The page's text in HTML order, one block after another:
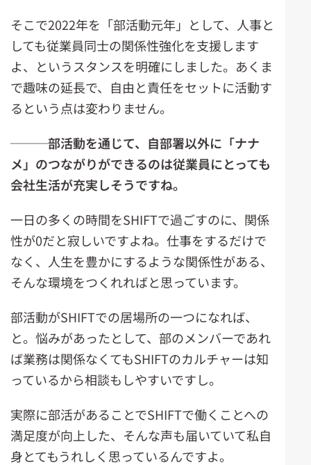
そこで2022年を「部活動元年」として、人事と
しても従業員同士の関係性強化を支援します
よ、というスタンスを明確にしました。あくま
で趣味の延長で、自由と責任をセットに活動す
るという点は変わりません。
───部活動を通じて、自部署以外に「ナナ
メ」のつながりができるのは従業員にとっても
会社生活が充実しそうですね。
一日の多くの時間をSHIFTで過ごすのに、関係
性が0だと寂しいですよね。仕事をするだけで
なく、人生を豊かにするような関係性がある、
そんな環境をつくれればと思っています。
部活動がSHIFTでの居場所の一つになれば、
と。悩みがあったとして、部のメンバーであれ
ば業務は関係なくてもSHIFTのカルチャーは知
っているから相談もしやすいですし。
実際に部活があることでSHIFTで働くことへの
満足度が向上した、そんな声も届いていて私自
身とてもうれしく思っているんですよ。